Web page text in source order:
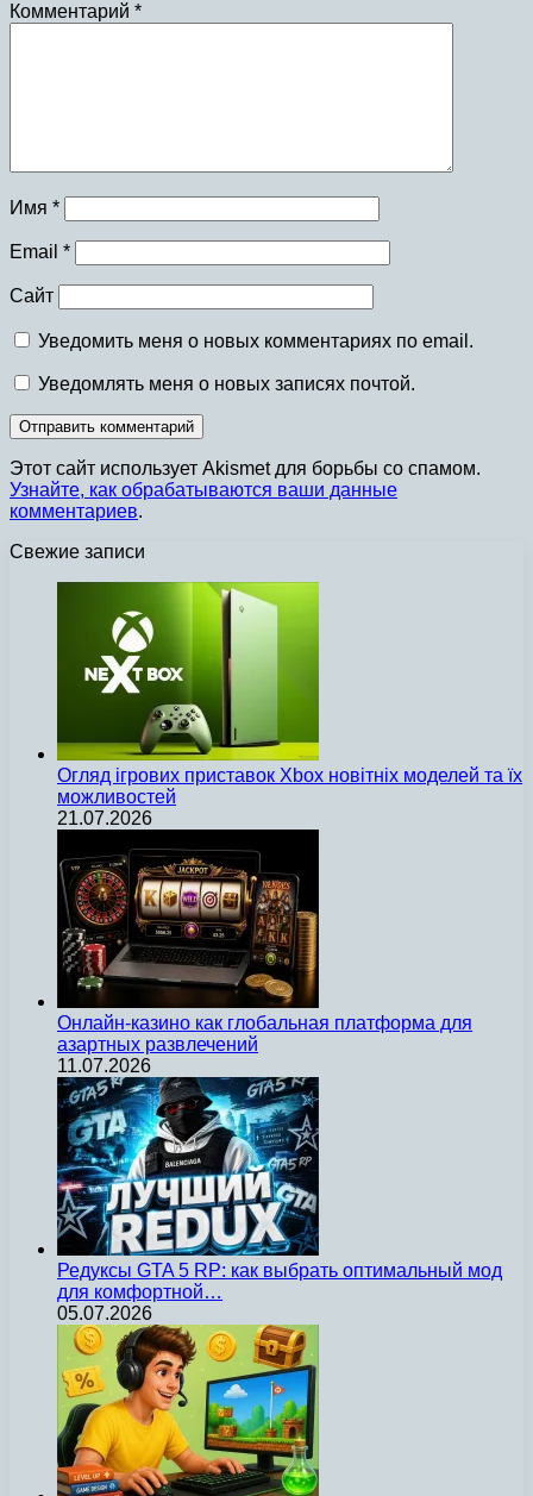
Комментарий *
Имя *
Email *
Сайт
Уведомить меня о новых комментариях по email.
Уведомлять меня о новых записях почтой.
Этот сайт использует Akismet для борьбы со спамом.
Узнайте, как обрабатываются ваши данные
комментариев.
Свежие записи
Огляд ігрових приставок Xbox новітніх моделей та їх
можливостей
21.07.2026
Онлайн-казино как глобальная платформа для
азартных развлечений
11.07.2026
Редуксы GTA 5 RP: как выбрать оптимальный мод
для комфортной…
05.07.2026